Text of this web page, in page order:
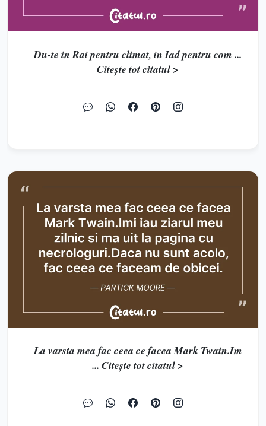
Du-te in Rai pentru climat, in Iad pentru com ...
Citește tot citatul >
La varsta mea fac ceea ce facea Mark Twain.Im
... Citește tot citatul >